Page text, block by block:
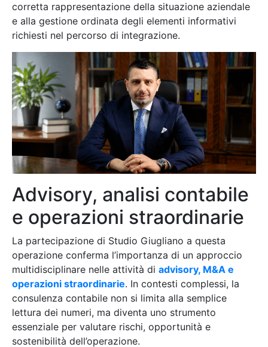
corretta rappresentazione della situazione aziendale
e alla gestione ordinata degli elementi informativi
richiesti nel percorso di integrazione.
Advisory, analisi contabile
e operazioni straordinarie
La partecipazione di Studio Giugliano a questa
operazione conferma l’importanza di un approccio
multidisciplinare nelle attività di advisory, M&A e
operazioni straordinarie. In contesti complessi, la
consulenza contabile non si limita alla semplice
lettura dei numeri, ma diventa uno strumento
essenziale per valutare rischi, opportunità e
sostenibilità dell’operazione.